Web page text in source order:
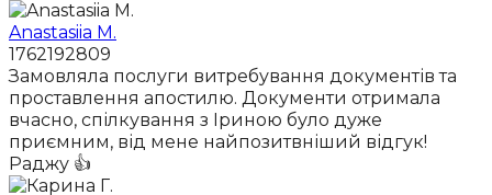
Anastasiia M.
1762192809
Замовляла послуги витребування документів та
проставлення апостилю. Документи отримала
вчасно, спілкування з Іриною було дуже
приємним, від мене найпозитвніший відгук!
Раджу 👍